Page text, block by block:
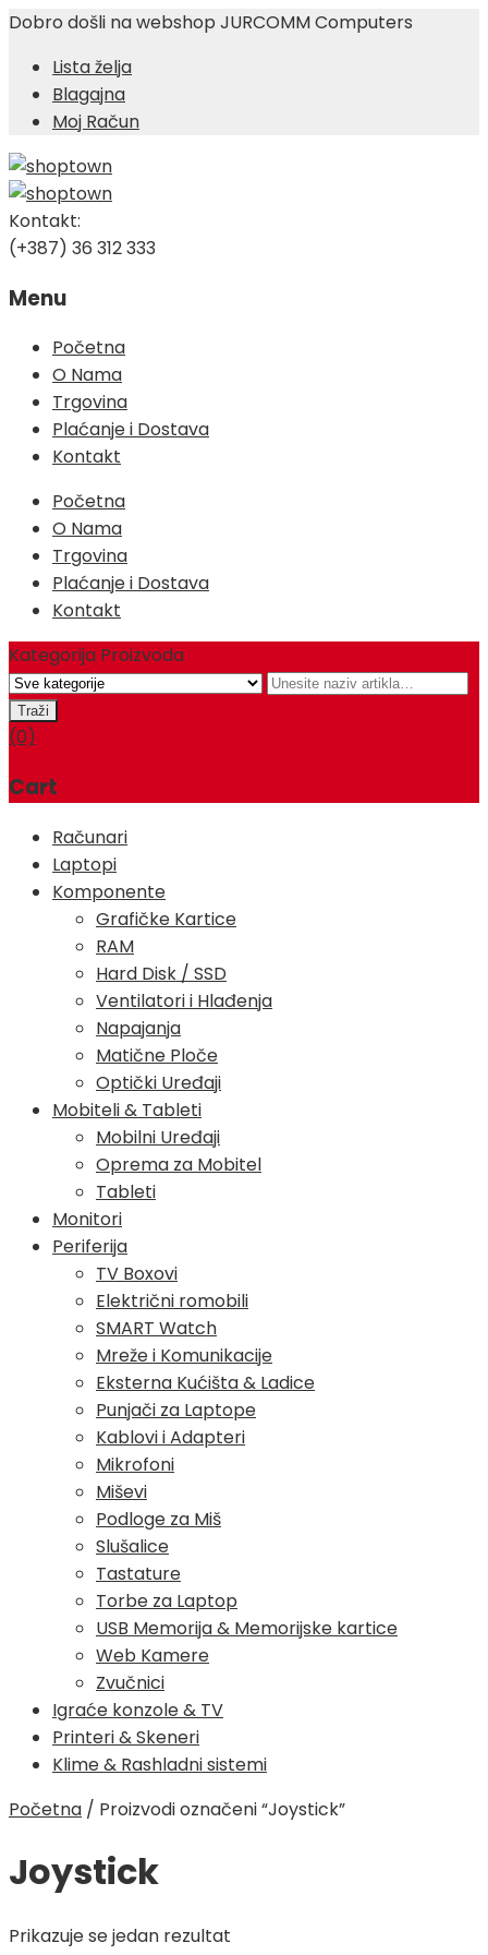
Dobro došli na webshop JURCOMM Computers
Lista želja
Blagajna
Moj Račun
Kontakt:
(+387) 36 312 333
Menu
Skip
content
Početna
O Nama
Trgovina
Plaćanje i Dostava
Kontakt
Početna
O Nama
Trgovina
Plaćanje i Dostava
Kontakt
Kategorija Proizvoda
(0)
Cart
Računari
Laptopi
Komponente
Grafičke Kartice
RAM
Hard Disk / SSD
Ventilatori i Hlađenja
Napajanja
Matične Ploče
Optički Uređaji
Mobiteli & Tableti
Mobilni Uređaji
Oprema za Mobitel
Tableti
Monitori
Periferija
TV Boxovi
Električni romobili
SMART Watch
Mreže i Komunikacije
Eksterna Kućišta & Ladice
Punjači za Laptope
Kablovi i Adapteri
Mikrofoni
Miševi
Podloge za Miš
Slušalice
Tastature
Torbe za Laptop
USB Memorija & Memorijske kartice
Web Kamere
Zvučnici
Igraće konzole & TV
Printeri & Skeneri
Klime & Rashladni sistemi
Početna / Proizvodi označeni “Joystick”
Joystick
Prikazuje se jedan rezultat